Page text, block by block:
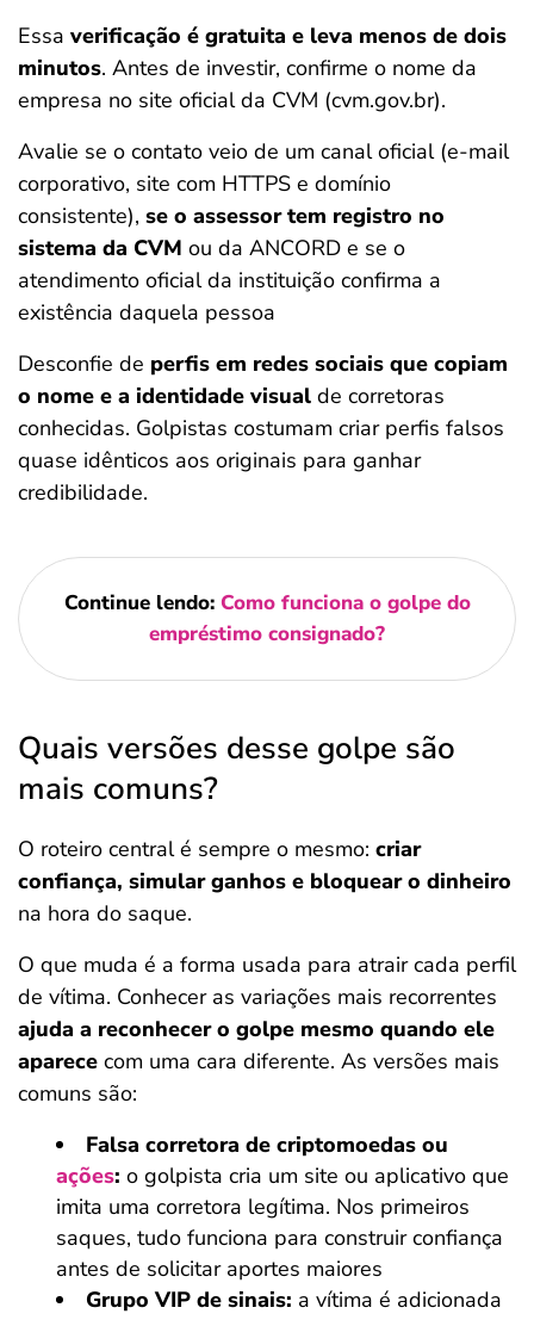
Essa verificação é gratuita e leva menos de dois
minutos. Antes de investir, confirme o nome da
empresa no site oficial da CVM (cvm.gov.br).
Avalie se o contato veio de um canal oficial (e-mail
corporativo, site com HTTPS e domínio
consistente), se o assessor tem registro no
sistema da CVM ou da ANCORD e se o
atendimento oficial da instituição confirma a
existência daquela pessoa
Desconfie de perfis em redes sociais que copiam
o nome e a identidade visual de corretoras
conhecidas. Golpistas costumam criar perfis falsos
quase idênticos aos originais para ganhar
credibilidade.
Continue lendo: Como funciona o golpe do
empréstimo consignado?
Quais versões desse golpe são
mais comuns?
O roteiro central é sempre o mesmo: criar
confiança, simular ganhos e bloquear o dinheiro
na hora do saque.
O que muda é a forma usada para atrair cada perfil
de vítima. Conhecer as variações mais recorrentes
ajuda a reconhecer o golpe mesmo quando ele
aparece com uma cara diferente. As versões mais
comuns são:
Falsa corretora de criptomoedas ou
ações: o golpista cria um site ou aplicativo que
imita uma corretora legítima. Nos primeiros
saques, tudo funciona para construir confiança
antes de solicitar aportes maiores
Grupo VIP de sinais: a vítima é adicionada